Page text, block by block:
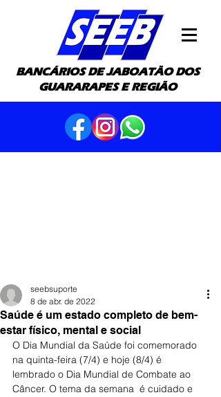
BANCÁRIOS DE JABOATÃO DOS
GUARARAPES E REGIÃO
Saúde é um estado completo de bem-
estar físico, mental e social
seebsuporte
8 de abr. de 2022
O Dia Mundial da Saúde foi comemorado
na quinta-feira (7/4) e hoje (8/4) é
lembrado o Dia Mundial de Combate ao
Câncer. O tema da semana  é cuidado e